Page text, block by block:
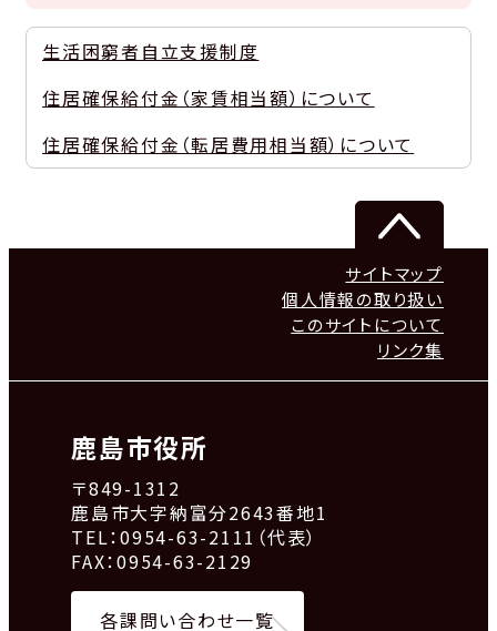
生活困窮者自立支援制度
住居確保給付金（家賃相当額）について
住居確保給付金（転居費用相当額）について
サイトマップ
個人情報の取り扱い
このサイトについて
リンク集
鹿島市役所
〒849-1312
鹿島市大字納富分2643番地1
TEL：0954-63-2111（代表）
FAX：0954-63-2129
各課問い合わせ一覧